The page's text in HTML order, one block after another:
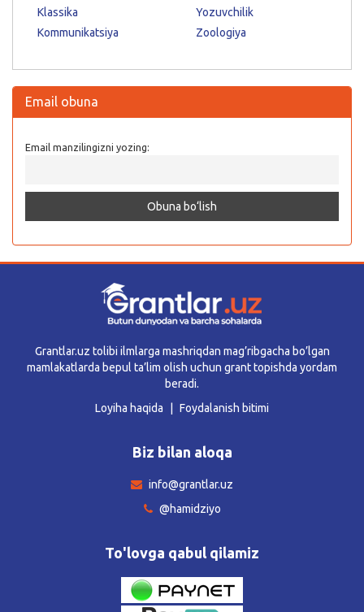
Klassika
Kommunikatsiya
Yozuvchilik
Zoologiya
Email obuna
Email manzilingizni yozing:
Grantlar.uz tolibi ilmlarga mashriqdan mag’ribgacha bo’lgan
mamlakatlarda bepul ta’lim olish uchun grant topishda yordam
beradi.
Loyiha haqida
Foydalanish bitimi
Biz bilan aloqa
info@grantlar.uz
@hamidziyo
To'lovga qabul qilamiz